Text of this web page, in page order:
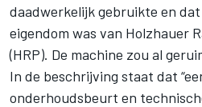
daadwerkelijk gebruikte en
eigendom was van Holzhauer
(HRP). De machine zou al
In de beschrijving staat dat
onderhoudsbeurt en